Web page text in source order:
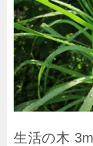
生活の木